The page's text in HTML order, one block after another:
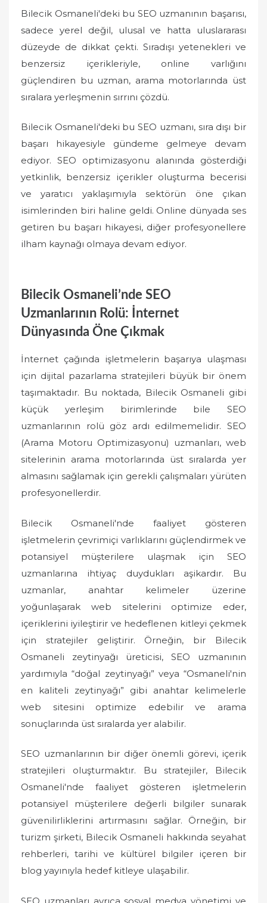
Bilecik Osmaneli'deki bu SEO uzmanının başarısı,
sadece yerel değil, ulusal ve hatta uluslararası
düzeyde de dikkat çekti. Sıradışı yetenekleri ve
benzersiz içerikleriyle, online varlığını
güçlendiren bu uzman, arama motorlarında üst
sıralara yerleşmenin sırrını çözdü.
Bilecik Osmaneli'deki bu SEO uzmanı, sıra dışı bir
başarı hikayesiyle gündeme gelmeye devam
ediyor. SEO optimizasyonu alanında gösterdiği
yetkinlik, benzersiz içerikler oluşturma becerisi
ve yaratıcı yaklaşımıyla sektörün öne çıkan
isimlerinden biri haline geldi. Online dünyada ses
getiren bu başarı hikayesi, diğer profesyonellere
ilham kaynağı olmaya devam ediyor.
Bilecik Osmaneli’nde SEO
Uzmanlarının Rolü: İnternet
Dünyasında Öne Çıkmak
İnternet çağında işletmelerin başarıya ulaşması
için dijital pazarlama stratejileri büyük bir önem
taşımaktadır. Bu noktada, Bilecik Osmaneli gibi
küçük yerleşim birimlerinde bile SEO
uzmanlarının rolü göz ardı edilmemelidir. SEO
(Arama Motoru Optimizasyonu) uzmanları, web
sitelerinin arama motorlarında üst sıralarda yer
almasını sağlamak için gerekli çalışmaları yürüten
profesyonellerdir.
Bilecik Osmaneli'nde faaliyet gösteren
işletmelerin çevrimiçi varlıklarını güçlendirmek ve
potansiyel müşterilere ulaşmak için SEO
uzmanlarına ihtiyaç duydukları aşikardır. Bu
uzmanlar, anahtar kelimeler üzerine
yoğunlaşarak web sitelerini optimize eder,
içeriklerini iyileştirir ve hedeflenen kitleyi çekmek
için stratejiler geliştirir. Örneğin, bir Bilecik
Osmaneli zeytinyağı üreticisi, SEO uzmanının
yardımıyla “doğal zeytinyağı” veya “Osmaneli'nin
en kaliteli zeytinyağı” gibi anahtar kelimelerle
web sitesini optimize edebilir ve arama
sonuçlarında üst sıralarda yer alabilir.
SEO uzmanlarının bir diğer önemli görevi, içerik
stratejileri oluşturmaktır. Bu stratejiler, Bilecik
Osmaneli'nde faaliyet gösteren işletmelerin
potansiyel müşterilere değerli bilgiler sunarak
güvenilirliklerini artırmasını sağlar. Örneğin, bir
turizm şirketi, Bilecik Osmaneli hakkında seyahat
rehberleri, tarihi ve kültürel bilgiler içeren bir
blog yayınıyla hedef kitleye ulaşabilir.
SEO uzmanları ayrıca sosyal medya yönetimi ve